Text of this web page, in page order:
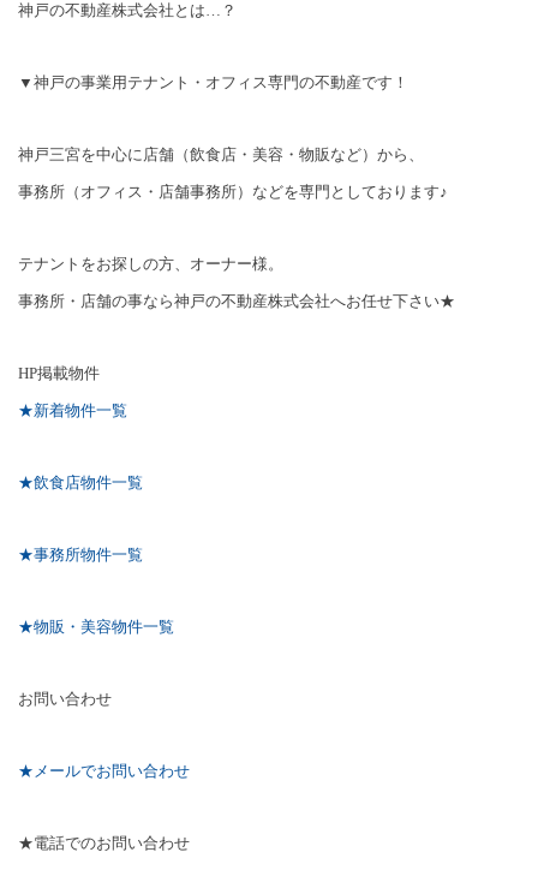
神戸の不動産株式会社とは…？
▼神戸の事業用テナント・オフィス専門の不動産です！
神戸三宮を中心に店舗（飲食店・美容・物販など）から、
事務所（オフィス・店舗事務所）などを専門としております♪
テナントをお探しの方、オーナー様。
事務所・店舗の事なら神戸の不動産株式会社へお任せ下さい★
HP掲載物件
★新着物件一覧
★飲食店物件一覧
★事務所物件一覧
★物販・美容物件一覧
お問い合わせ
★メールでお問い合わせ
★電話でのお問い合わせ